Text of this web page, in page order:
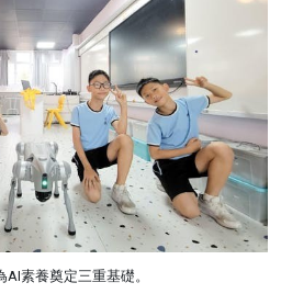
AI素養奠定三重基礎。